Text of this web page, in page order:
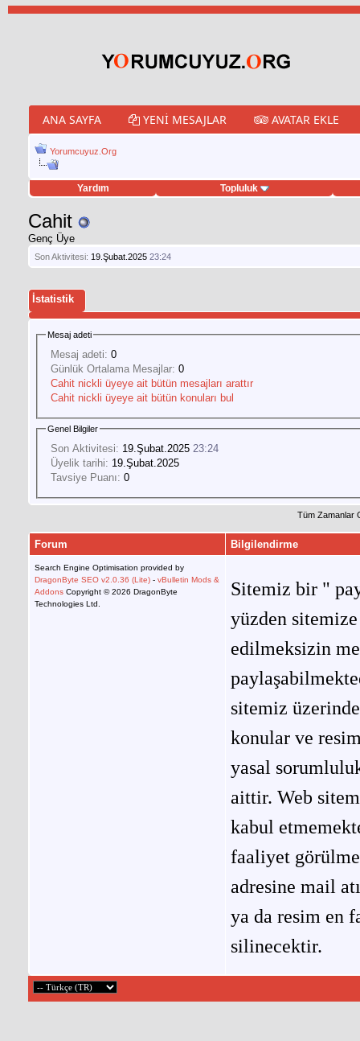
ANA SAYFA YENI MESAJLAR AVATAR EKLE
Yorumcuyuz.Org
Yardım Topluluk
hilesi
Cahit
Genç Üye
Son Aktivitesi: 19.Şubat.2025 23:24
İstatistik
Mesaj adeti
Mesaj adeti: 0
Günlük Ortalama Mesajlar: 0
Cahit nickli üyeye ait bütün mesajları arattır
Cahit nickli üyeye ait bütün konuları bul
Genel Bilgiler
Son Aktivitesi: 19.Şubat.2025 23:24
Üyelik tarihi: 19.Şubat.2025
Tavsiye Puanı: 0
Tüm Zamanlar
Forum Bilgilendirme
Search Engine Optimisation provided by
DragonByte SEO v2.0.36 (Lite) - vBulletin Mods &
Addons Copyright © 2026 DragonByte
Technologies Ltd.
Sitemiz bir "
yüzden
edilmeksizin
sitemiz
konular ve
yasal
aittir. Web
kabul
faaliyet
adresine mail
ya da resim en
silinecektir.